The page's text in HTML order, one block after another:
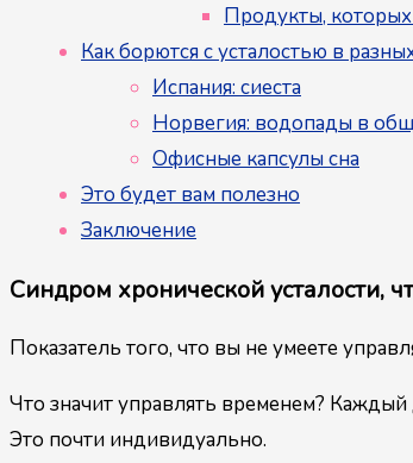
Продукты, которых
Как борются с усталостью в
Испания: сиеста
Норвегия: водопады в
Офисные капсулы сна
Это будет вам полезно
Заключение
Синдром хронической усталости,
Показатель того, что вы не умеете
Что значит управлять временем?
Это почти индивидуально.